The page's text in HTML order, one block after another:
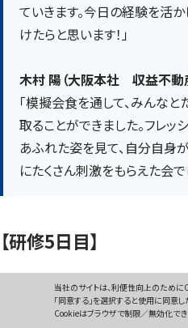
ていきます。今日の経験を活
けたらと思います！」
木村 陽（大阪本社 収益不動
「模擬会食を通して、みんなと
取ることができました。フレ
あふれた姿を見て、自分自身
にたくさん刺激をもらえた会で
【研修5日目】
ビジネスマナーロープレ研修
当社のサイトは、利便性向上のために
「同意する」を選択すると使用に同意し
Cookieはブラウザで制限／無効化でき